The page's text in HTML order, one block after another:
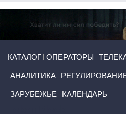
КАТАЛОГ ОПЕРАТОРЫ
АНАЛИТИКА
ЗАРУБЕЖЬЕ КАЛЕНДАРЬ